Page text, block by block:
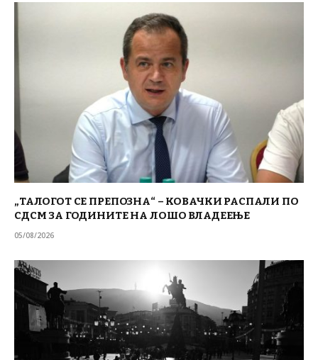
„ТАЛОГОТ СЕ ПРЕПОЗНА“ – КОВАЧКИ РАСПАЛИ ПО
СДСМ ЗА ГОДИНИТЕ НА ЛОШО ВЛАДЕЕЊЕ
05/08/2026